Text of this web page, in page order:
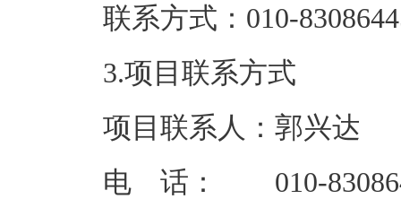
联系方式
3.项目联系方式
项目联系人：郭兴达
电 话： 010-